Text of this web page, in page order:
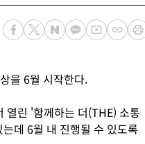
을 6월 시작한다.
열린 '함께하는 더(THE) 소통
데 6월 내 진행될 수 있도록